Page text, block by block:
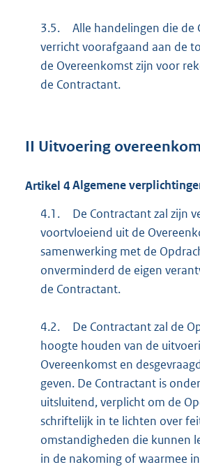
3.5.
Alle handelingen die de
verricht voorafgaand aan de
de Overeenkomst zijn voor
de Contractant.
II Uitvoering
Artikel 4Algemene
4.1.
De Contractant zal zijn
voortvloeiend uit de
samenwerking met de
onverminderd de eigen
de Contractant.
4.2.
De Contractant zal de
hoogte houden van de
Overeenkomst en
geven. De Contractant is
uitsluitend, verplicht om de
schriftelijk in te lichten over
omstandigheden die kunnen
in de nakoming of waarmee